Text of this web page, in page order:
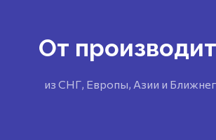
От
из СНГ, Европы, Азии и